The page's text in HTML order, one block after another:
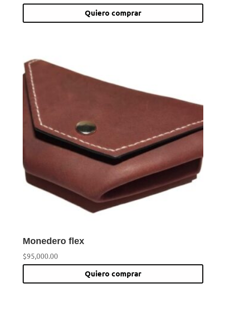
Quiero comprar
Monedero flex
$95,000.00
Quiero comprar